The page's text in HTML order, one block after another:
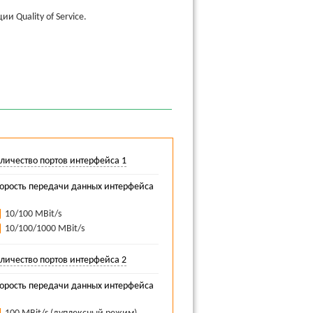
Quality of Service.
расстояниях выполняют 3
кабелей.
коммутаторы SF и SFN. Вы
в обоих исполнениях
10/100 МБит/с и оснащены резервным
использоваться дополнительные
SFN Вы можете определять
Quality of Service.
портов интерфейса 1
передачи данных интерфейса
10/100 MBit/s
10/100/1000 MBit/s
портов интерфейса 2
передачи данных интерфейса